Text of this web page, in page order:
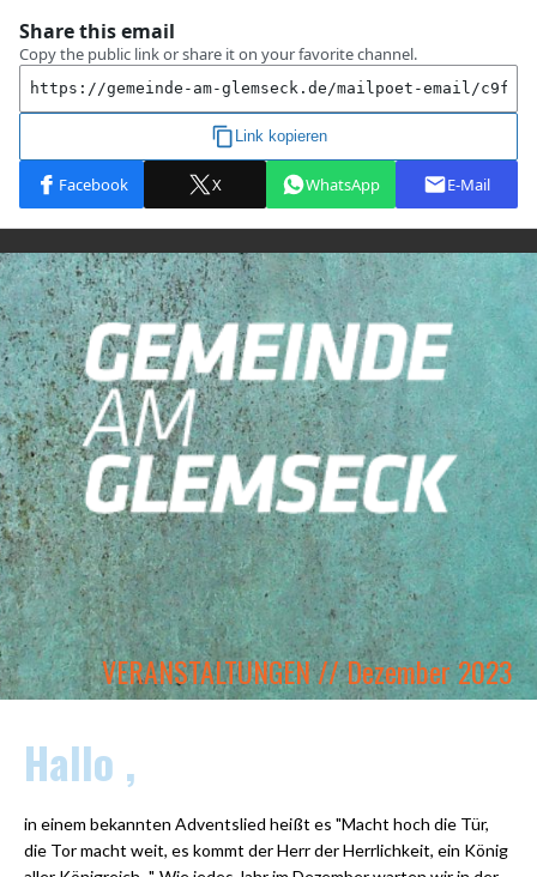
VERANSTALTUNGEN // Dezember 2023
Hallo ,
in einem bekannten Adventslied heißt es "Macht hoch die Tür,
die Tor macht weit, es kommt der Herr der Herrlichkeit, ein König